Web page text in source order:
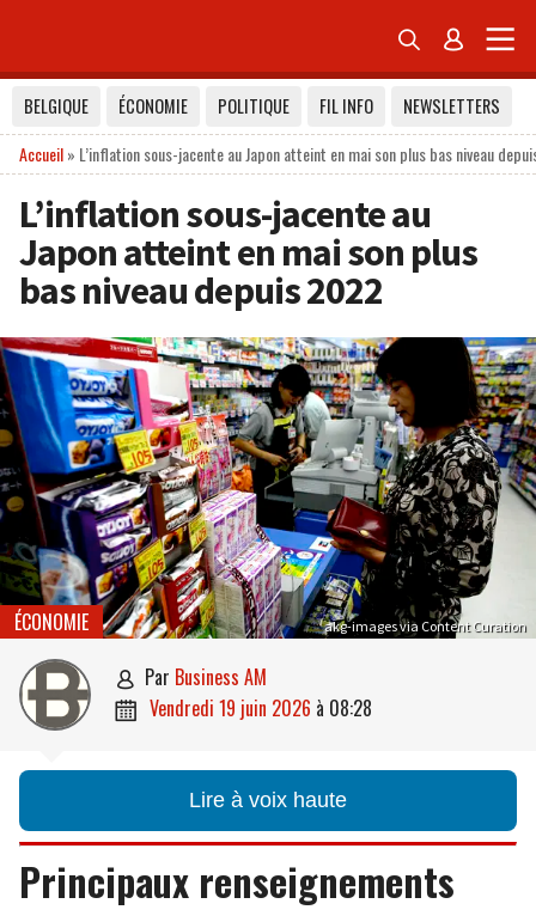
 
BELGIQUE ÉCONOMIE POLITIQUE FIL INFO
NEWSLETTERS
Accueil» L’inflation sous-jacente au Japon atteint en mai son plus bas niveau
L’inflation sous-jacente au
Japon atteint en mai son plus
bas niveau depuis 2022
akg-images via Content Curation
ÉCONOMIE
 par Business AM
 vendredi 19 juin 2026 à 08:28
Lire à voix haute
Principaux renseignements